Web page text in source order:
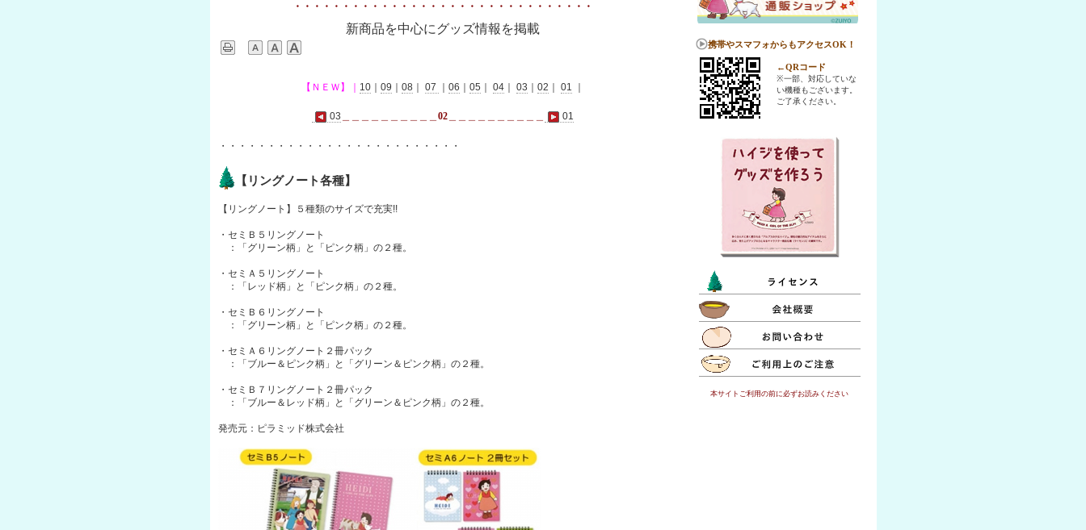
・・・・・・・・・・・・・・・・・・・・・・・・・・・・・・・
新商品を中心にグッズ情報を掲載
【ＮＥＷ】｜ 10 ｜09 ｜08 ｜07 ｜06 ｜05 ｜04 ｜03 ｜02 ｜01
03 ＿＿＿＿＿＿＿＿＿＿02 01
・・・・・・・・・・・・・・・・・・・・・・・・・
【リングノート各種】
【リングノート】５種類のサイズで充実!!
・セミＢ５リングノート
：「グリーン柄」と「ピンク柄」の２種。
・セミＡ５リングノート
：「レッド柄」と「ピンク柄」の２種。
・セミＢ６リングノート
：「グリーン柄」と「ピンク柄」の２種。
・セミＡ６リングノート２冊パック
：「ブルー＆ピンク柄」と「グリーン＆ピンク柄」の２種。
・セミＢ７リングノート２冊パック
：「ブルー＆レッド柄」と「グリーン＆ピンク柄」の２種。
発売元：ピラミッド株式会社
携帯やスマフォからもアクセスOK！
←QRコード
※一部、対応していな
い機種もございます。
ご了承ください。
本サイトご利用の前に必ずお読みください